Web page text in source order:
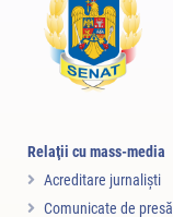
Relaţii cu mass-media
Acreditare jurnalişti
Comunicate de presă